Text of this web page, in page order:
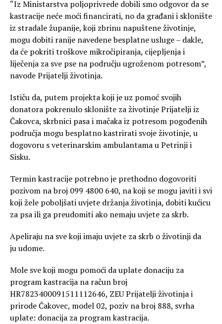
“Iz Ministarstva poljoprivrede dobili smo odgovor da se
kastracije neće moći financirati, no da građani i sklonište
iz stradale županije, koji zbrinu napuštene životinje,
mogu dobiti ranije navedene besplatne usluge – dakle,
da će pokriti troškove mikročipiranja, cijepljenja i
liječenja za sve pse na području ugroženom potresom”,
navode Prijatelji životinja.
Ističu da, putem projekta koji je uz pomoć svojih
donatora pokrenulo sklonište za životinje Prijatelji iz
Čakovca, skrbnici pasa i mačaka iz potresom pogođenih
područja mogu besplatno kastrirati svoje životinje, u
dogovoru s veterinarskim ambulantama u Petrinji i
Sisku.
Termin kastracije potrebno je prethodno dogovoriti
pozivom na broj 099 4800 640, na koji se mogu javiti i svi
koji žele poboljšati uvjete držanja životinja, dobiti kućicu
za psa ili ga preudomiti ako nemaju uvjete za skrb.
Apeliraju na sve koji imaju uvjete za skrb o životinji da
ju udome.
Mole sve koji mogu pomoći da uplate donaciju za
program kastracija na račun broj
HR7823400091511112646, ZEU Prijatelji životinja i
prirode Čakovec, model 02, poziv na broj 888, svrha
uplate: donacija za program kastracija.